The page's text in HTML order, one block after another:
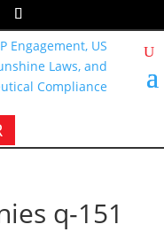
q-151